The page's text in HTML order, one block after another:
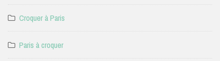
Croquer à Paris
Paris à croquer